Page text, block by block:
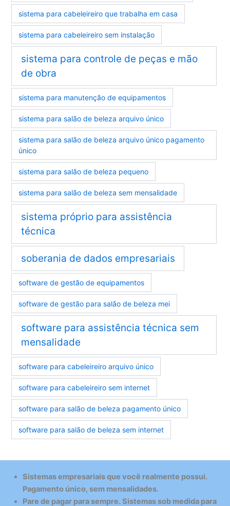
sistema para cabeleireiro que trabalha em casa
sistema para cabeleireiro sem instalação
sistema para controle de peças e mão
de obra
sistema para manutenção de equipamentos
sistema para salão de beleza arquivo único
sistema para salão de beleza arquivo único pagamento
único
sistema para salão de beleza pequeno
sistema para salão de beleza sem mensalidade
sistema próprio para assistência
técnica
soberania de dados empresariais
software de gestão de equipamentos
software de gestão para salão de beleza mei
software para assistência técnica sem
mensalidade
software para cabeleireiro arquivo único
software para cabeleireiro sem internet
software para salão de beleza pagamento único
software para salão de beleza sem internet
Sistemas empresariais que você realmente possui.
Pagamento único, sem mensalidades.
Pare de pagar para sempre. Sistemas sob medida para